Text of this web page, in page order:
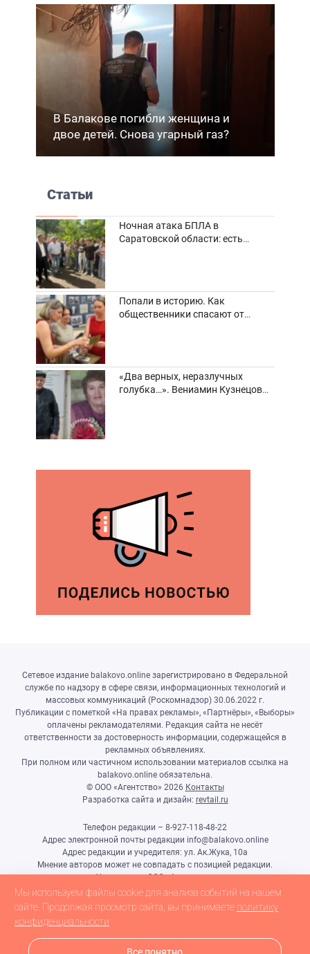
В Балакове погибли женщина и
двое детей. Снова угарный газ?
Статьи
Ночная атака БПЛА в
Саратовской области: есть
Попали в историю. Как
общественники спасают от
«Два верных, неразлучных
голубка…». Вениамин Кузнецов
Сетевое издание balakovo.online зарегистрировано в Федеральной
службе по надзору в сфере связи, информационных технологий и
массовых коммуникаций (Роскомнадзор) 30.06.2022 г.
Публикации с пометкой «На правах рекламы», «Партнёры», «Выборы»
оплачены рекламодателями. Редакция сайта не несёт
ответственности за достоверность информации, содержащейся в
рекламных объявлениях.
При полном или частичном использовании материалов ссылка на
balakovo.online обязательна.
© ООО «Агентство» 2026 Контакты
Разработка сайта и дизайн: revtail.ru
Телефон редакции – 8-927-118-48-22
Адрес электронной почты редакции info@balakovo.online
Адрес редакции и учредителя: ул. Ак.Жука, 10а
Мнение авторов может не совпадать с позицией редакции.
Учредитель: ООО «Агентство»
Гл.редактор Ивлиева Н.Н.
Настоящий ресурс может содержать материалы 18+
Мы используем файлы cookie для анализа событий на нашем
сайте. Продолжая просмотр сайта, вы принимаете политику
конфиденциальности